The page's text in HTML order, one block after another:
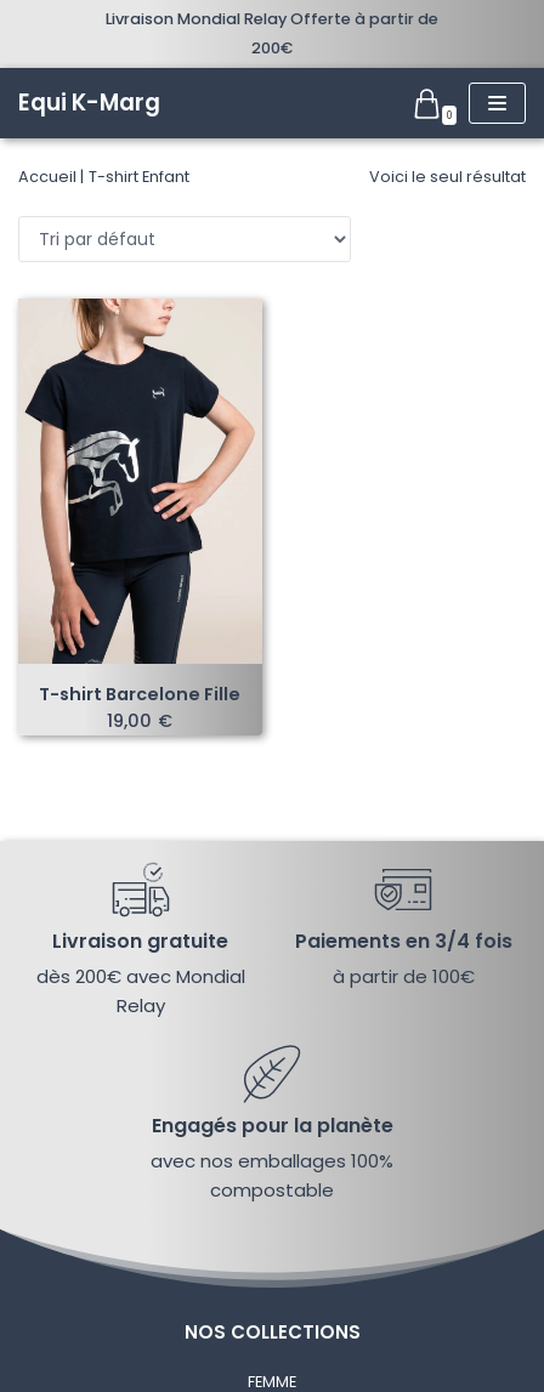
Livraison Mondial Relay Offerte à partir de
200€
Aller
au
contenu
Equi K-Marg 0
Accueil T-shirt Enfant Voici le seul résultat
T-shirt Barcelone Fille
19,00 €
Votre numéro de commande
(Visible sur le mail de confirmation)
Livraison gratuite
dès 200€ avec Mondial
Relay
Paiements en 3/4 fois
à partir de 100€
Engagés pour la planète
avec nos emballages 100%
compostable
NOS COLLECTIONS
FEMME